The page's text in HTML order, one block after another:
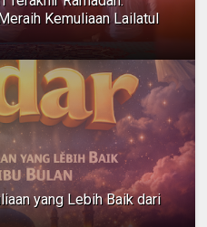
Kemuliaan Lailatul
yang Lebih Baik dari